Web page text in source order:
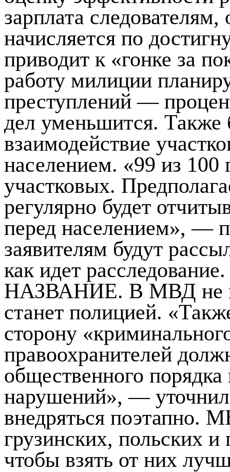
зарплата
начисляется по
приводит к «гонке за
работу милиции
преступлений —
дел уменьшится. Также
взаимодействие
населением. «99 из 100
участковых.
регулярно будет
перед населением», —
заявителям будут
как идет расследование.
НАЗВАНИЕ. В МВД не
станет полицией.
сторону
правоохранителей
общественного
нарушений», —
внедряться поэтапно.
грузинских, польских
чтобы взять от них